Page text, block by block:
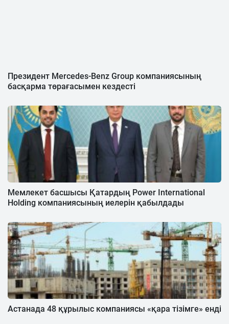
Президент Mercedes-Benz Group компаниясының
басқарма төрағасымен кездесті
Мемлекет басшысы Қатардың Power International
Holding компаниясының иелерін қабылдады
Астанада 48 құрылыс компаниясы «қара тізімге» енді